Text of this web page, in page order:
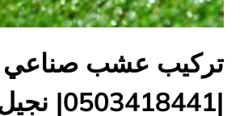
تركيب عشب صناعي
|0503418441| نجيل صناعي